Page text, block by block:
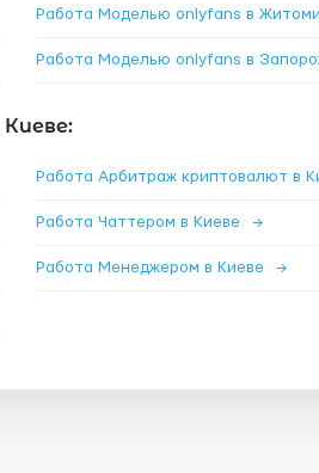
Работа Моделью onlyfans в
Работа Моделью onlyfans в
Работа Арбитраж криптовалют в
Работа Чаттером в Киеве →
Работа Менеджером в Киеве →